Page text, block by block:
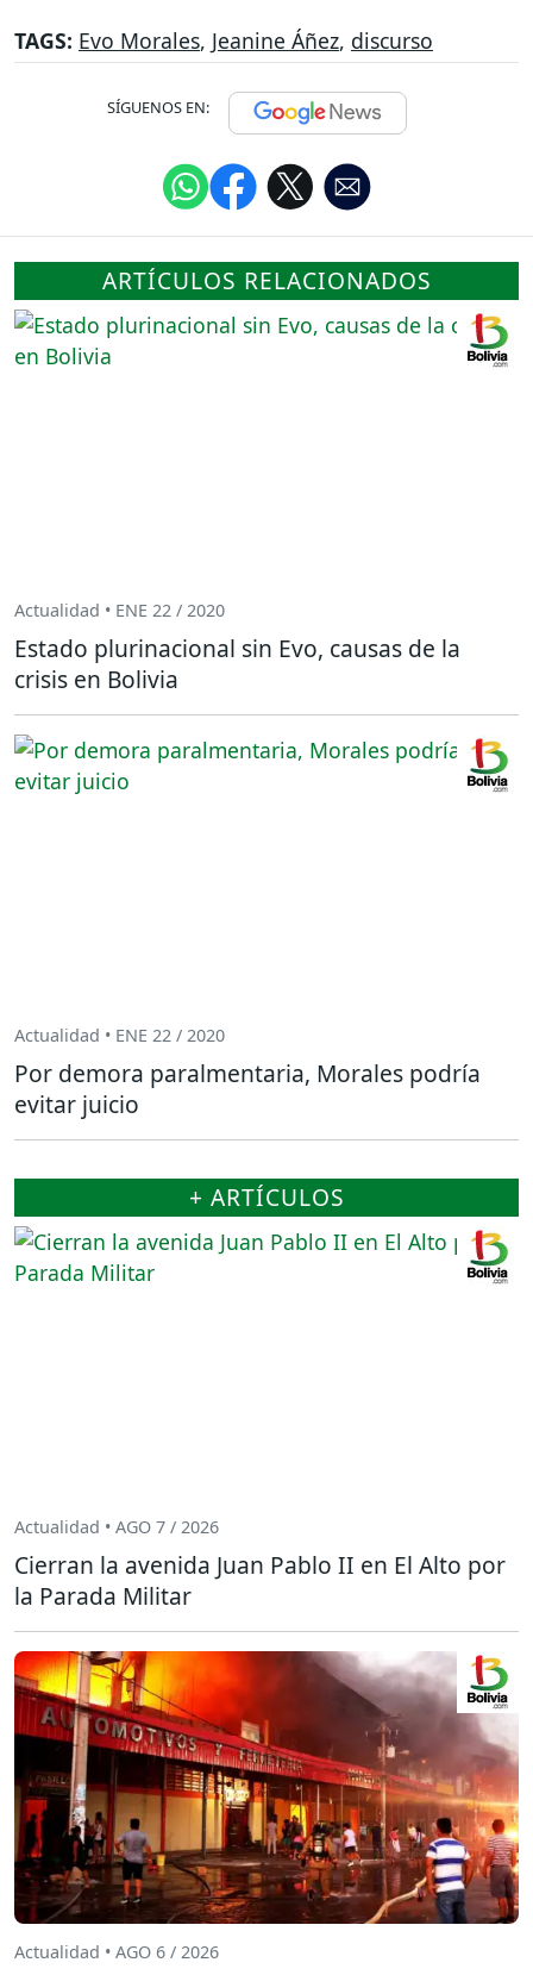
TAGS: Evo Morales, Jeanine Áñez, discurso
SÍGUENOS EN:
ARTÍCULOS RELACIONADOS
Actualidad • ENE 22 / 2020
Estado plurinacional sin Evo, causas de la
crisis en Bolivia
Actualidad • ENE 22 / 2020
Por demora paralmentaria, Morales podría
evitar juicio
+ ARTÍCULOS
Actualidad • AGO 7 / 2026
Cierran la avenida Juan Pablo II en El Alto por
la Parada Militar
Actualidad • AGO 6 / 2026